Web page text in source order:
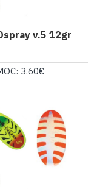
v.5 12gr
3.60€